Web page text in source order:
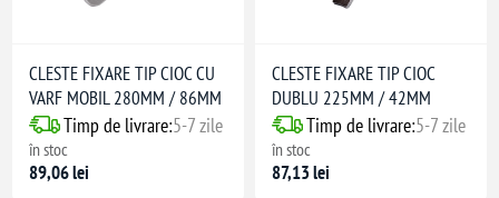
CLESTE FIXARE TIP CIOC CU
VARF MOBIL 280MM / 86MM
Timp de livrare:5-7 zile
în stoc
89,06 lei
CLESTE FIXARE TIP CIOC
DUBLU 225MM / 42MM
Timp de livrare:5-7 zile
în stoc
87,13 lei